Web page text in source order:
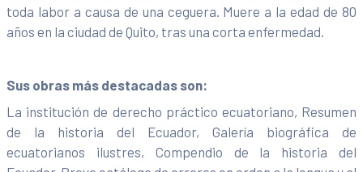
toda labor a causa de una ceguera. Muere a la edad de 80
años en la ciudad de Quito, tras una corta enfermedad.
Sus obras más destacadas son:
La institución de derecho práctico ecuatoriano, Resumen
de la historia del Ecuador, Galería biográfica de
ecuatorianos ilustres, Compendio de la historia del